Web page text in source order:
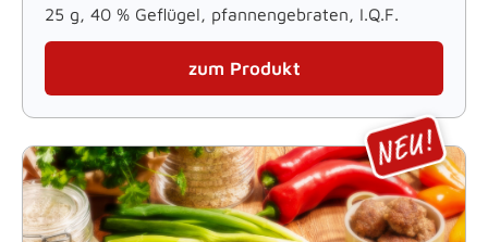
25 g, 40 % Geflügel, pfannengebraten, I.Q.F.
zum Produkt